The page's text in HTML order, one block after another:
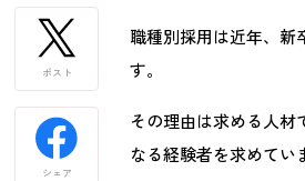
職種別採用は近年、新
す。
その理由は求める人材
なる経験者を求めてい
ポスト
シェア